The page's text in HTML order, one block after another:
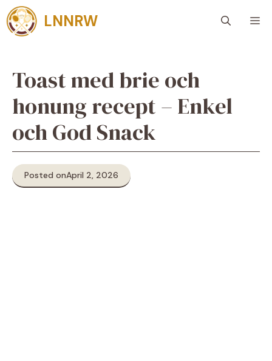
Skip
to
content
LNNRW
Toast med brie och
honung recept – Enkel
och God Snack
Posted onApril 2, 2026